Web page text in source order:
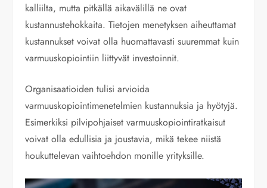
kalliilta, mutta pitkällä aikavälillä ne ovat
kustannustehokkaita. Tietojen menetyksen aiheuttamat
kustannukset voivat olla huomattavasti suuremmat kuin
varmuuskopiointiin liittyvät investoinnit.
Organisaatioiden tulisi arvioida
varmuuskopiointimenetelmien kustannuksia ja hyötyjä.
Esimerkiksi pilvipohjaiset varmuuskopiointiratkaisut
voivat olla edullisia ja joustavia, mikä tekee niistä
houkuttelevan vaihtoehdon monille yrityksille.